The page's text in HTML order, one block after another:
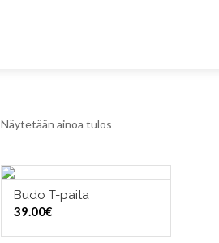
Näytetään ainoa tulos
VALITSE VAIHTOEHDOISTA
Budo T-paita
39.00€